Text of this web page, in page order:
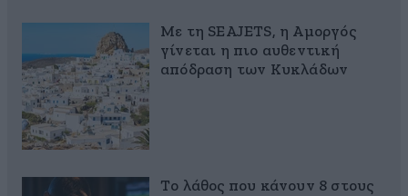
Με τη SEAJETS, η Αμοργός
γίνεται η πιο αυθεντική
απόδραση των Κυκλάδων
Το λάθος που κάνουν 8 στους